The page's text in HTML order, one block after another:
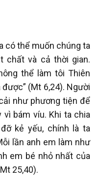
có thể muốn chúng ta
chất và cả thời gian.
thể làm tôi Thiên
(Mt 6,24). Người
như phương tiện để
bám víu. Khi ta chia
kẻ yếu, chính là ta
lần anh em làm như
em bé nhỏ nhất của
25,40).